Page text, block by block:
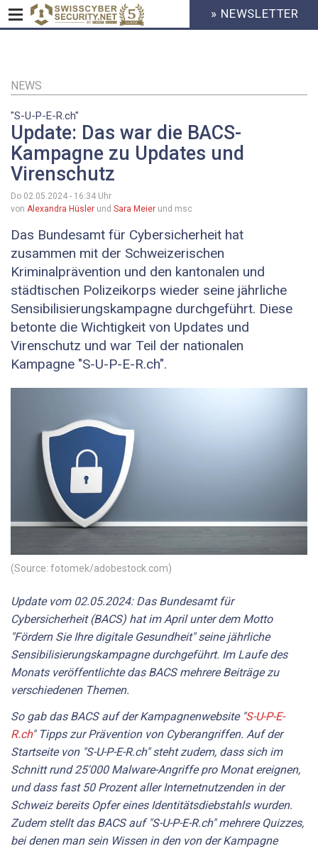
Inhalt
HEADER
MENU
» NEWSLETTER
NEWS
"S-U-P-E-R.ch"
Update: Das war die BACS-
Kampagne zu Updates und
Virenschutz
Do 02.05.2024 - 16:34 Uhr
von Alexandra Hüsler und Sara Meier und msc
Das Bundesamt für Cybersicherheit hat
zusammen mit der Schweizerischen
Kriminalprävention und den kantonalen und
städtischen Polizeikorps wieder seine jährliche
Sensibilisierungskampagne durchgeführt. Diese
betonte die Wichtigkeit von Updates und
Virenschutz und war Teil der nationalen
Kampagne "S-U-P-E-R.ch".
(Source: fotomek/adobestock.com)
Update vom 02.05.2024: Das Bundesamt für
Cybersicherheit (BACS) hat im April unter dem Motto
"Fördern Sie Ihre digitale Gesundheit" seine jährliche
Sensibilisierungskampagne durchgeführt. Im Laufe des
Monats veröffentlichte das BACS mehrere Beiträge zu
verschiedenen Themen.
So gab das BACS auf der Kampagnenwebsite "S-U-P-E-
R.ch" Tipps zur Prävention von Cyberangriffen. Auf der
Startseite von "S-U-P-E-R.ch" steht zudem, dass sich im
Schnitt rund 25'000 Malware-Angriffe pro Monat ereignen,
und dass fast 50 Prozent aller Internetnutzenden in der
Schweiz bereits Opfer eines Identitätsdiebstahls wurden.
Zudem stellt das BACS auf "S-U-P-E-R.ch" mehrere Quizzes,
bei denen man sein Wissen in den von der Kampagne